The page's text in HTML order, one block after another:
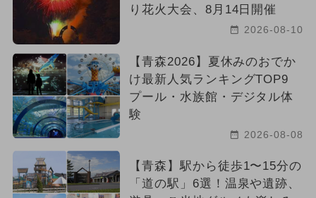
り花火大会、8月14日開催
2026-08-10
【青森2026】夏休みのおでか
け最新人気ランキングTOP9
プール・水族館・デジタル体
験
2026-08-08
【青森】駅から徒歩1〜15分の
「道の駅」6選！温泉や遺跡、